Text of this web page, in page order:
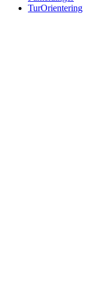
TurOrientering